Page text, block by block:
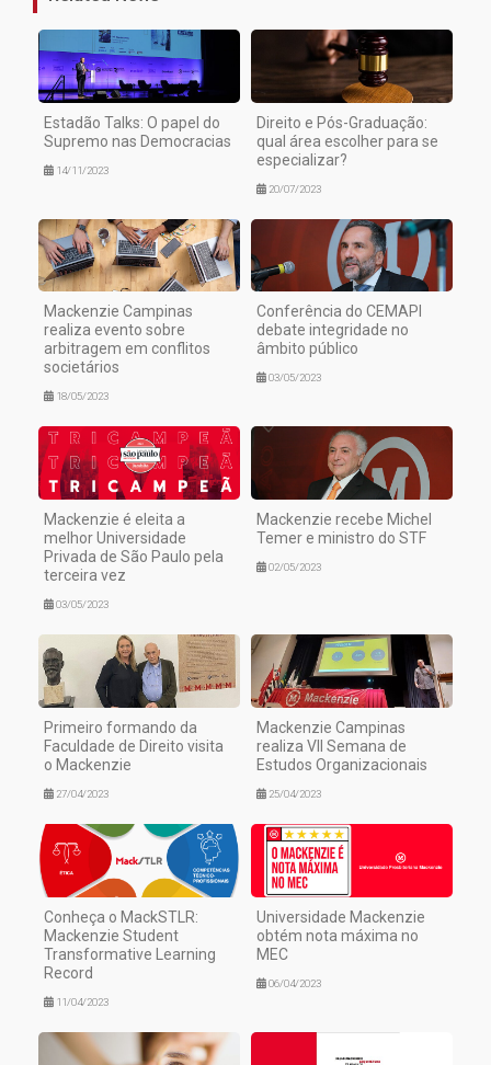
Estadão Talks: O papel do
Supremo nas Democracias
14/11/2023
Direito e Pós-Graduação:
qual área escolher para se
especializar?
20/07/2023
Mackenzie Campinas
realiza evento sobre
arbitragem em conflitos
societários
18/05/2023
Conferência do CEMAPI
debate integridade no
âmbito público
03/05/2023
Mackenzie é eleita a
melhor Universidade
Privada de São Paulo pela
terceira vez
03/05/2023
Mackenzie recebe Michel
Temer e ministro do STF
02/05/2023
Primeiro formando da
Faculdade de Direito visita
o Mackenzie
27/04/2023
Mackenzie Campinas
realiza VII Semana de
Estudos Organizacionais
25/04/2023
Conheça o MackSTLR:
Mackenzie Student
Transformative Learning
Record
11/04/2023
Universidade Mackenzie
obtém nota máxima no
MEC
06/04/2023